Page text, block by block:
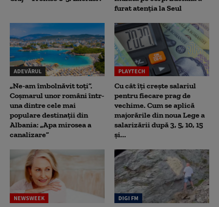
furat atenția la Seul
ADEVĂRUL
„Ne-am îmbolnăvit toți”.
Coșmarul unor români într-
una dintre cele mai
populare destinații din
Albania: „Apa mirosea a
canalizare”
PLAYTECH
Cu cât îți crește salariul
pentru fiecare prag de
vechime. Cum se aplică
majorările din noua Lege a
salarizării după 3, 5, 10, 15
și...
NEWSWEEK DIGI FM